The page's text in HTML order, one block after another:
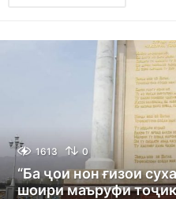
1613 0
“Ба ҷои нон ғизои
шоири маъруфи